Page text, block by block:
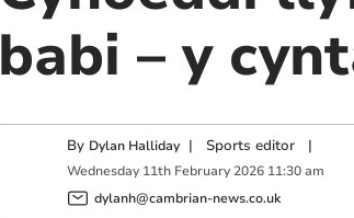
babi – y
By Dylan Halliday | Sports editor|
Wednesday 11th February 2026 11:30 am
dylanh@cambrian-news.co.uk